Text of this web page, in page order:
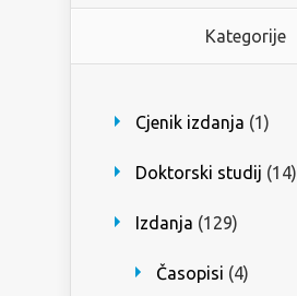
Kategorije
Cjenik izdanja (1)
Doktorski studij (14)
Izdanja (129)
Časopisi (4)